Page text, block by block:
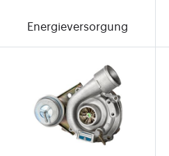
Energieversorgung